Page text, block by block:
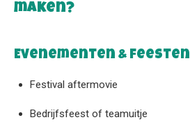
maken?
Evenementen & feesten
Festival aftermovie
Bedrijfsfeest of teamuitje